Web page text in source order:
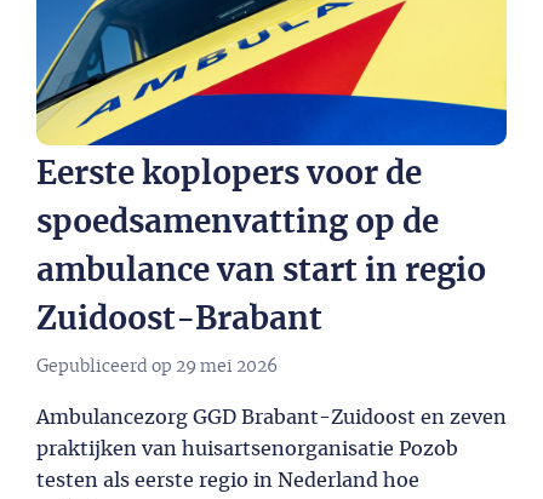
Eerste koplopers voor de
spoedsamenvatting op de
ambulance van start in regio
Zuidoost-Brabant
Gepubliceerd op 29 mei 2026
Ambulancezorg GGD Brabant-Zuidoost en zeven
praktijken van huisartsenorganisatie Pozob
testen als eerste regio in Nederland hoe